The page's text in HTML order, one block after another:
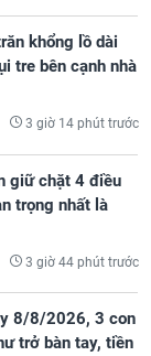
khổng lồ dài
tre bên cạnh nhà
3 giờ 14 phút trước
giữ chặt 4 điều
trọng nhất là
3 giờ 44 phút trước
8/8/2026, 3 con
trở bàn tay, tiền